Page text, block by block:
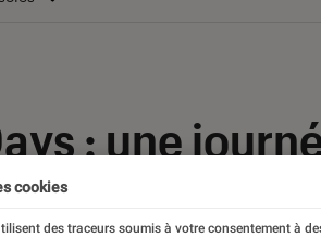
: une
jeunes
cookies
des traceurs soumis à votre consentement à